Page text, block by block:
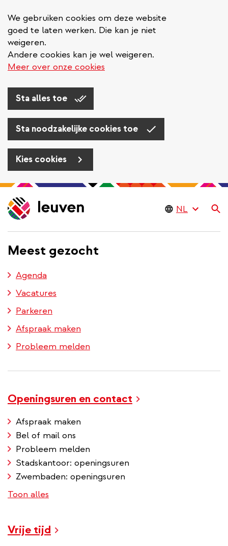
We gebruiken cookies om deze website
goed te laten werken. Die kan je niet
weigeren.
Andere cookies kan je wel weigeren.
Meer over onze cookies
Sta alles toe
Sta noodzakelijke cookies toe
Kies cookies
Overslaan
en
naar
gaan
Meest gezocht
Agenda
Vacatures
Parkeren
Afspraak maken
Probleem melden
Openingsuren en contact
Afspraak maken
Bel of mail ons
Probleem melden
Stadskantoor: openingsuren
Zwembaden: openingsuren
Toon alles
Vrije tijd